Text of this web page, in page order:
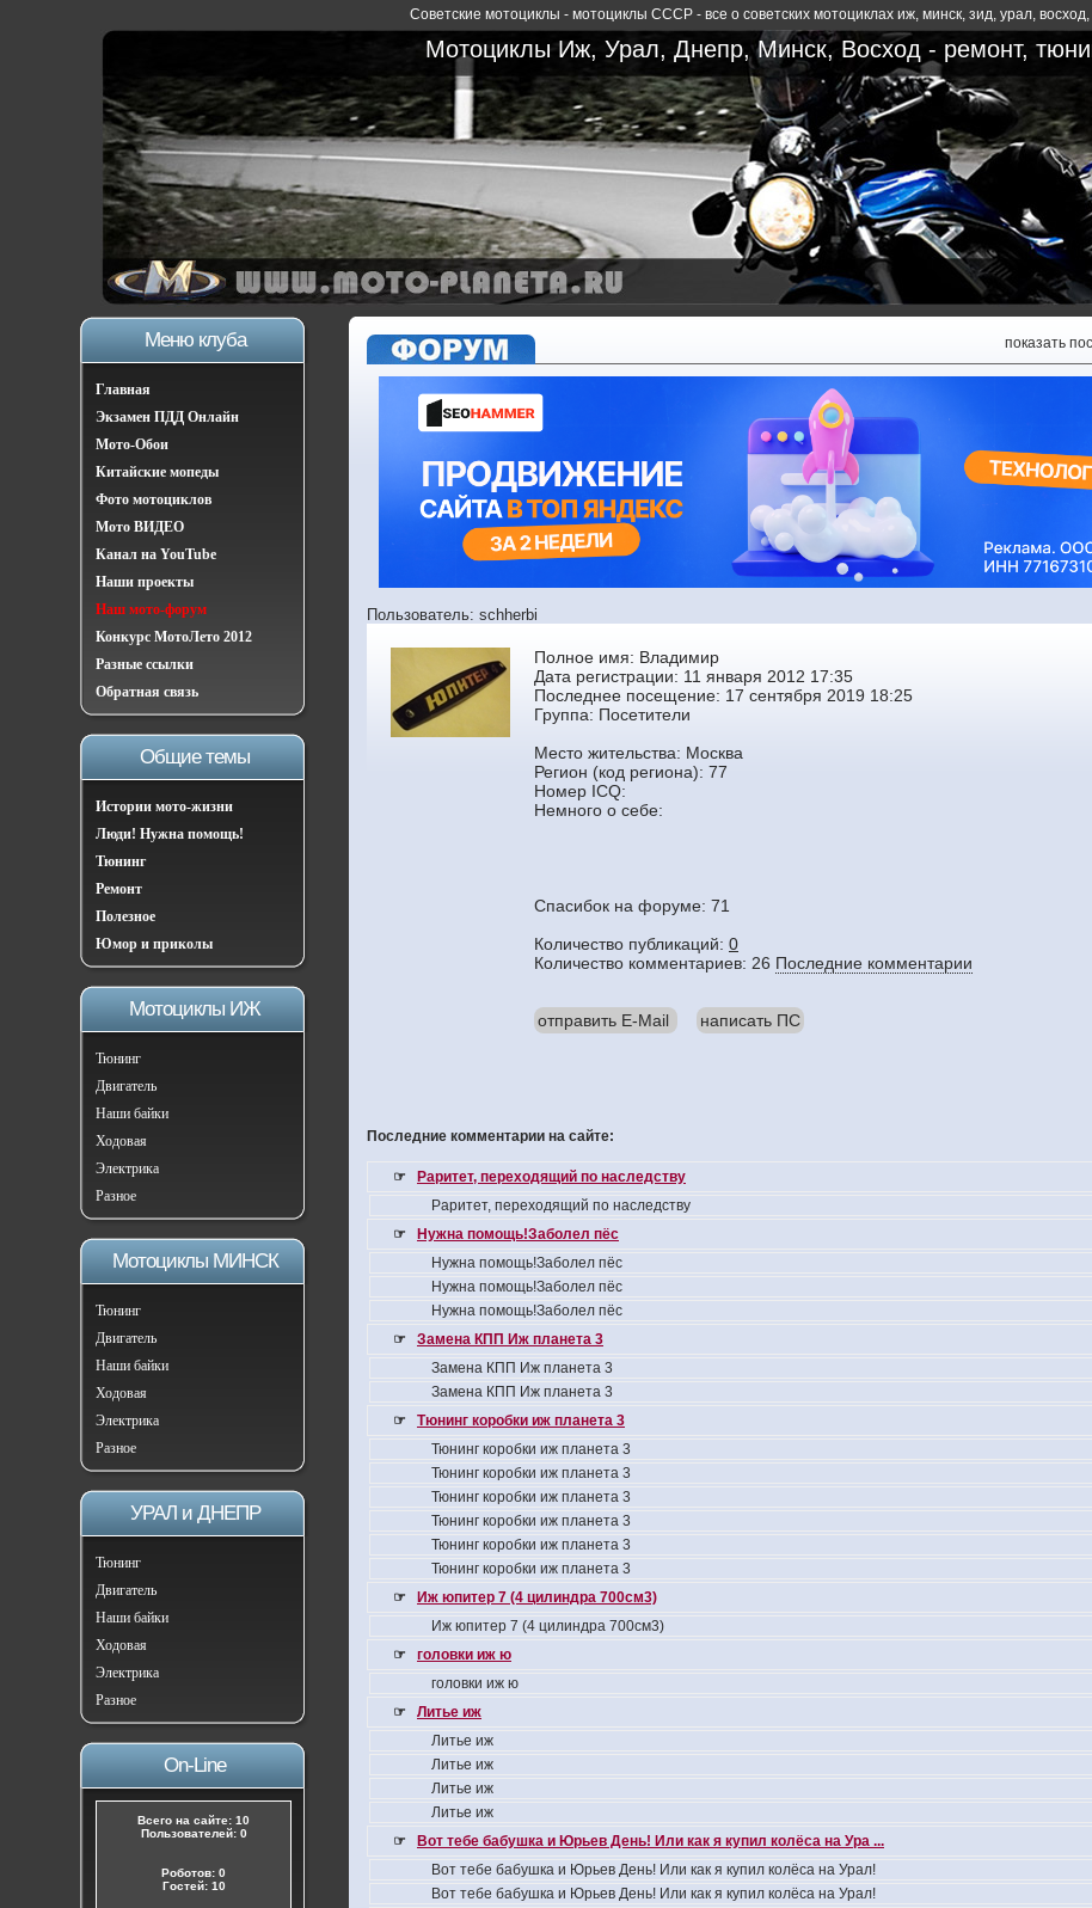
Советские мотоциклы - мотоциклы СССР - все о советских мотоциклах иж, минск, зид, урал, восход,
Мотоциклы Иж, Урал, Днепр, Минск, Восход - ремонт,
Меню клуба
Главная
Экзамен ПДД Онлайн
Мото-Обои
Китайские мопеды
Фото мотоциклов
Мото ВИДЕО
Канал на YouTube
Наши проекты
Наш мото-форум
Конкурс МотоЛето 2012
Разные ссылки
Обратная связь
Общие темы
Истории мото-жизни
Люди! Нужна помощь!
Тюнинг
Ремонт
Полезное
Юмор и приколы
Мотоциклы ИЖ
Тюнинг
Двигатель
Наши байки
Ходовая
Электрика
Разное
Мотоциклы МИНСК
Тюнинг
Двигатель
Наши байки
Ходовая
Электрика
Разное
УРАЛ и ДНЕПР
Тюнинг
Двигатель
Наши байки
Ходовая
Электрика
Разное
On-Line
Всего на сайте: 10
Пользователей: 0
Роботов: 0
Гостей: 10
показать
Пользователь: schherbi
Полное имя: Владимир
Дата регистрации: 11 января 2012 17:35
Последнее посещение: 17 сентября 2019 18:25
Группа: Посетители
Место жительства: Москва
Регион (код региона): 77
Номер ICQ:
Немного о себе:
Спасибок на форуме: 71
Количество публикаций: 0
Количество комментариев: 26 Последние комментарии
отправить E-Mail написать ПС
Последние комментарии на сайте:
☞
Раритет, переходящий по наследству
Раритет, переходящий по наследству
☞
Нужна помощь!Заболел пёс
Нужна помощь!Заболел пёс
Нужна помощь!Заболел пёс
Нужна помощь!Заболел пёс
☞
Замена КПП Иж планета 3
Замена КПП Иж планета 3
Замена КПП Иж планета 3
☞
Тюнинг коробки иж планета 3
Тюнинг коробки иж планета 3
Тюнинг коробки иж планета 3
Тюнинг коробки иж планета 3
Тюнинг коробки иж планета 3
Тюнинг коробки иж планета 3
Тюнинг коробки иж планета 3
☞
Иж юпитер 7 (4 цилиндра 700см3)
Иж юпитер 7 (4 цилиндра 700см3)
☞
головки иж ю
головки иж ю
☞
Литье иж
Литье иж
Литье иж
Литье иж
Литье иж
☞
Вот тебе бабушка и Юрьев День! Или как я купил колёса на Ура ...
Вот тебе бабушка и Юрьев День! Или как я купил колёса на Урал!
Вот тебе бабушка и Юрьев День! Или как я купил колёса на Урал!